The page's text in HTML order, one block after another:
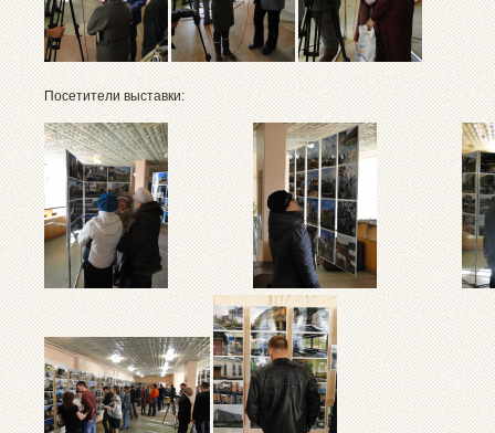
Посетители выставки: